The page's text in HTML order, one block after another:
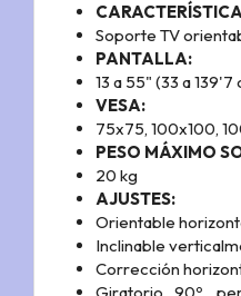
Soporte TV
PANTALLA:
13 a 55" (33 a 139'7
VESA:
75x75, 100x100,
PESO MÁXIMO
20 kg
AJUSTES:
Orientable
Inclinable
Corrección